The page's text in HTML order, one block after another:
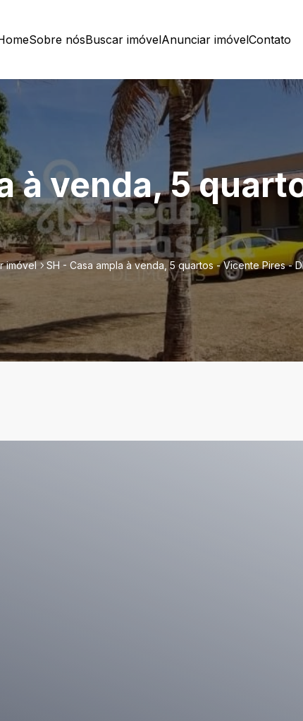
Sobre nósBuscar imóvelAnunciar imóvelContato
à venda, 5
imóvel SH - Casa ampla à venda, 5 quartos - Vicente Pires -